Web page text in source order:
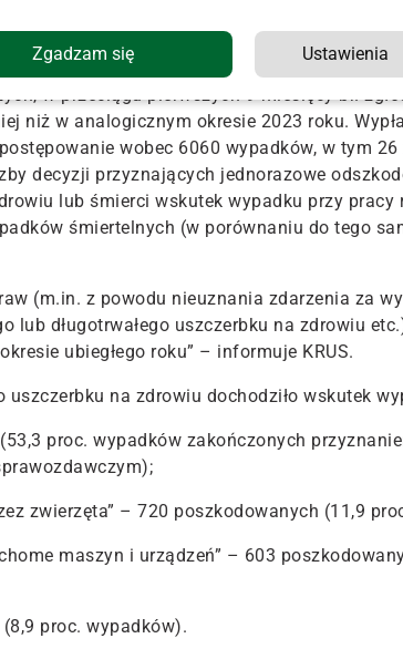
czynników występujących w
Kasy.
w przeciągu pierwszych 9 miesięcy br.
niż w analogicznym okresie 2023 roku.
wobec 6060 wypadków, w tym 26
decyzji przyznających jednorazowe
lub śmierci wskutek wypadku przy pracy
śmiertelnych (w porównaniu do tego
(m.in. z powodu nieuznania zdarzenia za
lub długotrwałego uszczerbku na zdrowiu
ubiegłego roku” – informuje KRUS.
uszczerbku na zdrowiu dochodziło wskutek
proc. wypadków zakończonych
zwierzęta” – 720 poszkodowanych (11,9
maszyn i urządzeń” – 603
proc. wypadków).
Zgadzam się Ustawienia